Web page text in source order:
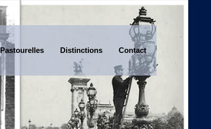
Pastourelles Distinctions Contact